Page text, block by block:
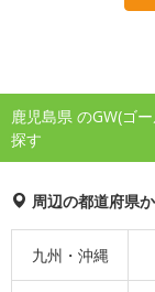
鹿児島県 のGW(ゴ
探す
周辺の都道府県
九州・沖縄